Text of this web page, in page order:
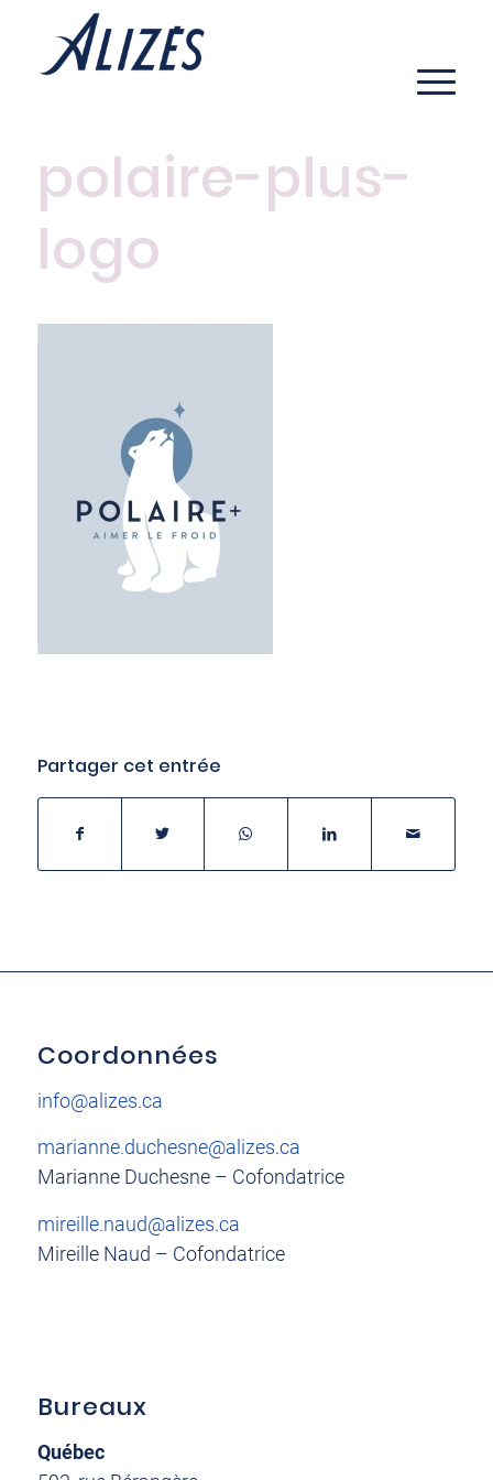
polaire-plus-
logo
Partager cet entrée
Coordonnées
info@alizes.ca
marianne.duchesne@alizes.ca
Marianne Duchesne – Cofondatrice
mireille.naud@alizes.ca
Mireille Naud – Cofondatrice
Bureaux
Québec